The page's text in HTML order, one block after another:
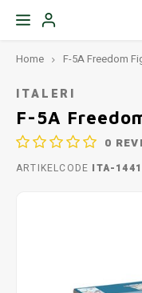
Home F-5A Freedom
ITALERI
F-5A
0
ARTIKELCODE ITA-1441